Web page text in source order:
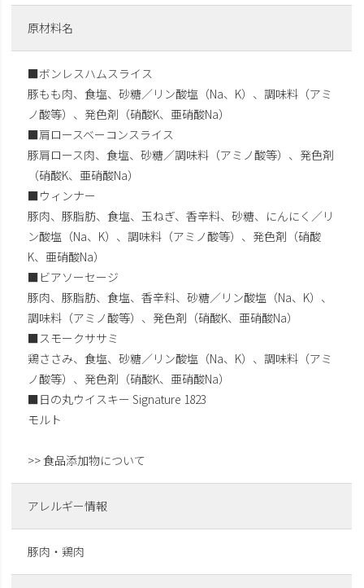
原材料名
■ボンレスハムスライス
豚もも肉、食塩、砂糖／リン酸塩（Na、K）、調味料（アミ
ノ酸等）、発色剤（硝酸K、亜硝酸Na）
■肩ロースベーコンスライス
豚肩ロース肉、食塩、砂糖／調味料（アミノ酸等）、発色剤
（硝酸K、亜硝酸Na）
■ウィンナー
豚肉、豚脂肪、食塩、玉ねぎ、香辛料、砂糖、にんにく／リ
ン酸塩（Na、K）、調味料（アミノ酸等）、発色剤（硝酸
K、亜硝酸Na）
■ビアソーセージ
豚肉、豚脂肪、食塩、香辛料、砂糖／リン酸塩（Na、K）、
調味料（アミノ酸等）、発色剤（硝酸K、亜硝酸Na）
■スモークササミ
鶏ささみ、食塩、砂糖／リン酸塩（Na、K）、調味料（アミ
ノ酸等）、発色剤（硝酸K、亜硝酸Na）
■日の丸ウイスキー Signature 1823
モルト
>> 食品添加物について
アレルギー情報
豚肉・鶏肉